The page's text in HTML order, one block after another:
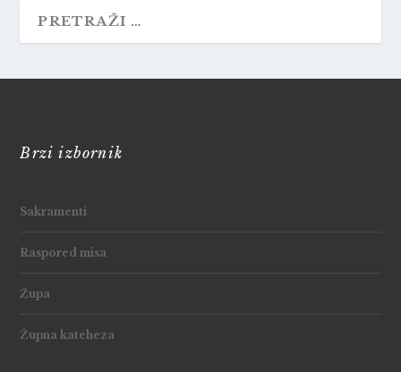
Brzi izbornik
Sakramenti
Raspored misa
Župa
Župna kateheza